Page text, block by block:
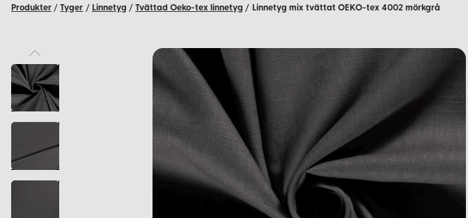
Produkter / Tyger / Linnetyg / Tvättad Oeko-tex linnetyg / Linnetyg mix tvättat OEKO-tex 4002 mörkgrå